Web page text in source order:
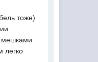
тоже)
мешками
легко